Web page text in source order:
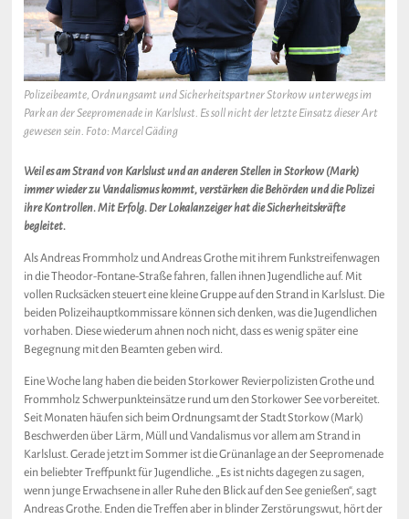
Polizeibeamte, Ordnungsamt und Sicherheitspartner Storkow unterwegs im
Park an der Seepromenade in Karlslust. Es soll nicht der letzte Einsatz dieser Art
gewesen sein. Foto: Marcel Gäding
Weil es am Strand von Karlslust und an anderen Stellen in Storkow (Mark)
immer wieder zu Vandalismus kommt, verstärken die Behörden und die Polizei
ihre Kontrollen. Mit Erfolg. Der Lokalanzeiger hat die Sicherheitskräfte
begleitet.
Als Andreas Frommholz und Andreas Grothe mit ihrem Funkstreifenwagen
in die Theodor-Fontane-Straße fahren, fallen ihnen Jugendliche auf. Mit
vollen Rucksäcken steuert eine kleine Gruppe auf den Strand in Karlslust. Die
beiden Polizeihauptkommissare können sich denken, was die Jugendlichen
vorhaben. Diese wiederum ahnen noch nicht, dass es wenig später eine
Begegnung mit den Beamten geben wird.
Eine Woche lang haben die beiden Storkower Revierpolizisten Grothe und
Frommholz Schwerpunkteinsätze rund um den Storkower See vorbereitet.
Seit Monaten häufen sich beim Ordnungsamt der Stadt Storkow (Mark)
Beschwerden über Lärm, Müll und Vandalismus vor allem am Strand in
Karlslust. Gerade jetzt im Sommer ist die Grünanlage an der Seepromenade
ein beliebter Treffpunkt für Jugendliche. „Es ist nichts dagegen zu sagen,
wenn junge Erwachsene in aller Ruhe den Blick auf den See genießen“, sagt
Andreas Grothe. Enden die Treffen aber in blinder Zerstörungswut, hört der